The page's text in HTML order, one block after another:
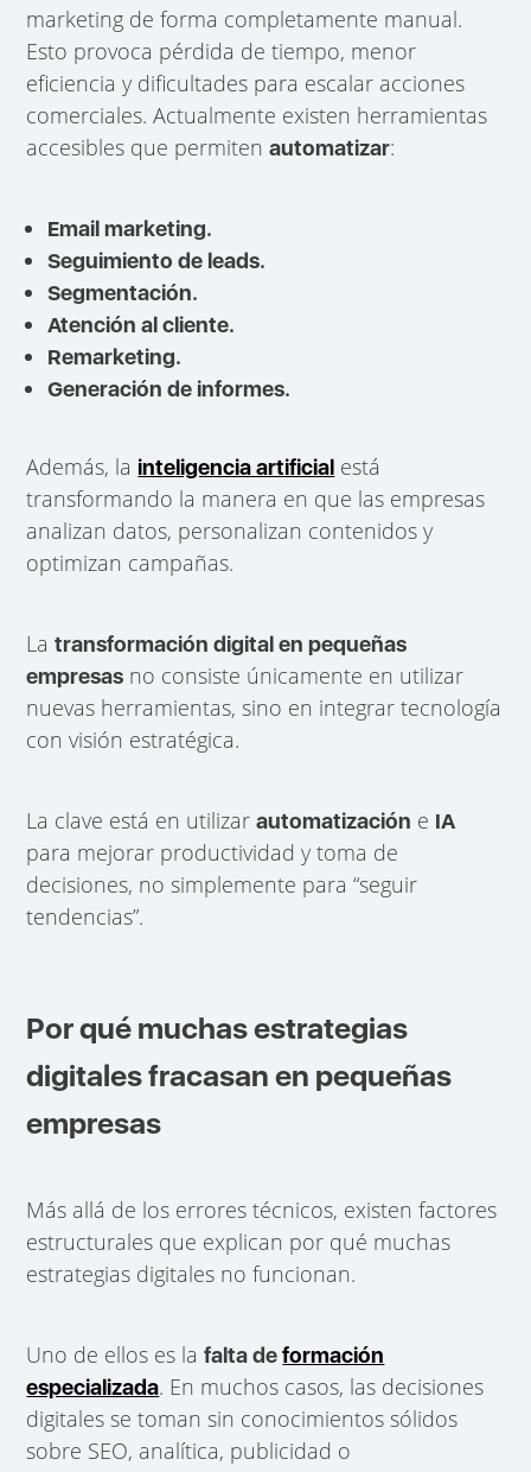
marketing de forma completamente manual.
Esto provoca pérdida de tiempo, menor
eficiencia y dificultades para escalar acciones
comerciales. Actualmente existen herramientas
accesibles que permitenautomatizar:
Email marketing.
Seguimiento de leads.
Segmentación.
Atención al cliente.
Remarketing.
Generación de informes.
Además, la inteligencia artificial está
transformando la manera en que las empresas
analizan datos, personalizan contenidos y
optimizan campañas.
Latransformación digital en pequeñas
empresas no consiste únicamente en utilizar
nuevas herramientas, sino en integrar tecnología
con visión estratégica.
La clave está en utilizarautomatización e IA
para mejorar productividad y toma de
decisiones, no simplemente para “seguir
tendencias”.
Por qué muchas estrategias
digitales fracasan en pequeñas
empresas
Más allá de los errores técnicos, existen factores
estructurales que explican por qué muchas
estrategias digitales no funcionan.
Uno de ellos es lafalta deformación
especializada. En muchos casos, las decisiones
digitales se toman sin conocimientos sólidos
sobre SEO, analítica, publicidad o